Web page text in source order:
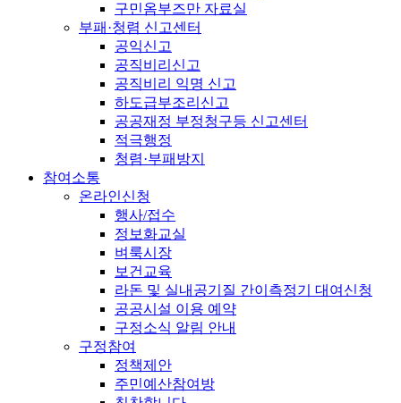
구민옴부즈만 자료실
부패·청렴 신고센터
공익신고
공직비리신고
공직비리 익명 신고
하도급부조리신고
공공재정 부정청구등 신고센터
적극행정
청렴·부패방지
참여소통
온라인신청
행사/접수
정보화교실
벼룩시장
보건교육
라돈 및 실내공기질 간이측정기 대여신청
공공시설 이용 예약
구정소식 알림 안내
구정참여
정책제안
주민예산참여방